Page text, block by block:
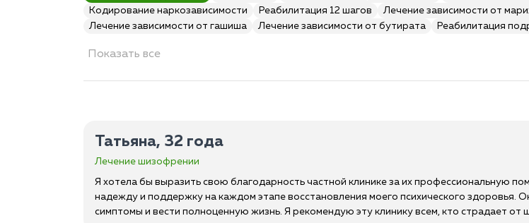
Кодирование наркозависимости
Реабилитация 12 шагов Лечение зависимости от
Лечение зависимости от гашиша
Лечение зависимости от бутирата Реабилитация
Показать все
Татьяна, 32 года
Лечение шизофрении
Я хотела бы выразить свою благодарность частной клинике за их профессиональную
надежду и поддержку на каждом этапе восстановления моего психического здоровья.
симптомы и вести полноценную жизнь. Я рекомендую эту клинику всем, кто страдает от